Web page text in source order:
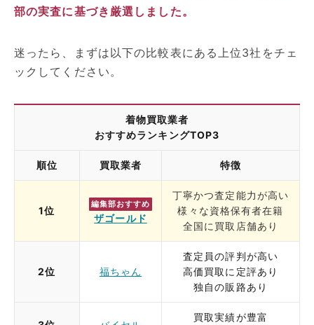
部の実査に基づき厳選しました。
迷ったら、まずは以下の比較表にある上位3社をチェ
ックしてください。
着物買取業者
おすすめランキングTOP3
順位 買取業者 特徴
1位
編集部おすすめ
ザゴールド
丁寧かつ査定能力が高い
様々な資格保有者在籍
全国に買取店舗あり
2位 福ちゃん
査定員の評判が高い
高価買取に定評あり
独自の販路あり
買取実績が豊富